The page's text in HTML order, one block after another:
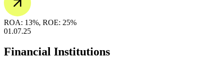
ROA: 13%, ROE: 25%
01.07.25
Financial Institutions